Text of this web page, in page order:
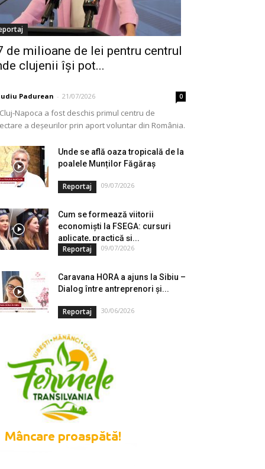
de milioane de lei pentru centrul
clujenii își pot...
Padurean - 21/07/2026 0
Napoca a fost deschis primul centru de
a deșeurilor prin aport voluntar din România.
Unde se află oaza tropicală de la
poalele Munților Făgăraș
Reportaj 09/07/2026
Cum se formează viitorii
economiști la FSEGA: cursuri
aplicate, practică și...
Reportaj 09/07/2026
Caravana HORA a ajuns la Sibiu –
Dialog între antreprenori și...
Reportaj 30/06/2026